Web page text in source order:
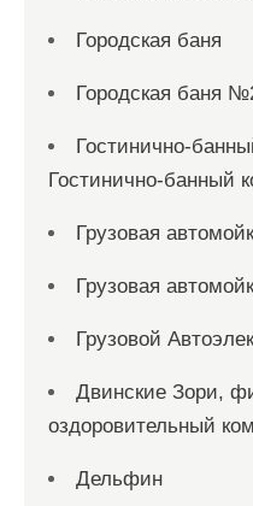
Городская баня
Городская баня
Гостинично-
Гостинично-банный
Грузовая
Грузовая
Грузовой
Двинские Зори,
оздоровительный
Дельфин